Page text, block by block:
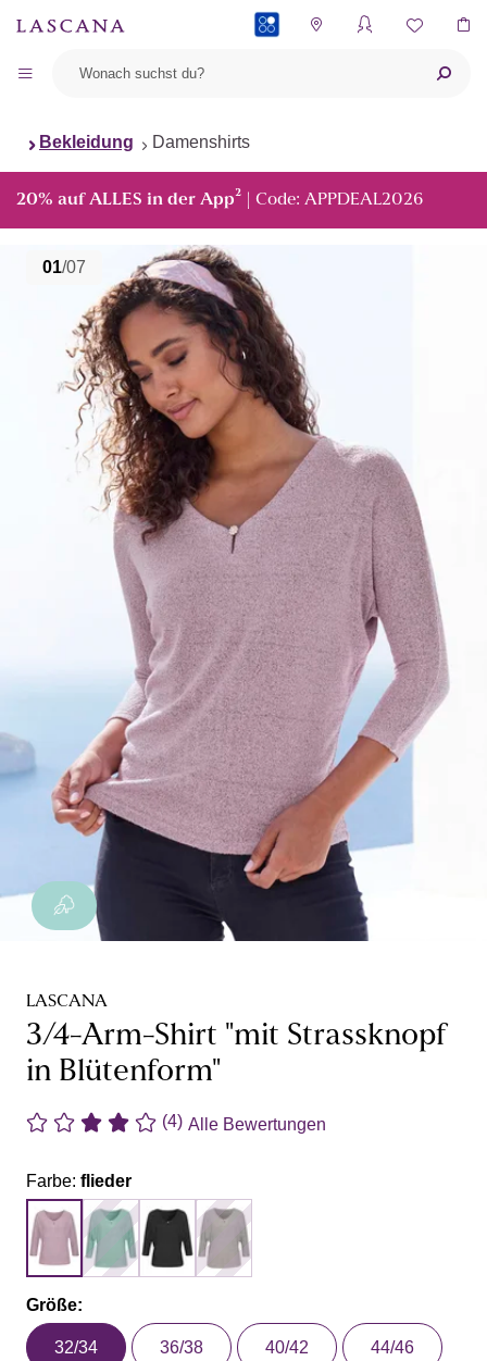
Bekleidung Damenshirts
20% auf ALLES in der App² | Code: APPDEAL2026
01/07
LASCANA
3/4-Arm-Shirt "mit Strassknopf
in Blütenform"
(4) Alle Bewertungen
Farbe: flieder
Größe:
32/34 36/38 40/42 44/46